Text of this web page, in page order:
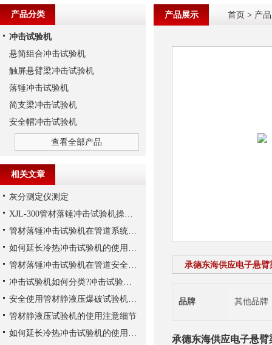
产品展示 首页 > 产
承德东海供应电子悬
品牌 其他品牌
承德东海供应电子悬臂
产品分类
冲击试验机
悬简组合冲击试验机
触屏悬臂梁冲击试验机
落锤冲击试验机
简支梁冲击试验机
安全帽冲击试验机
查看全部产品
相关文章
灰分测定仪测定
XJL-300管材落锤冲击试验机操作方法
管材落锤冲击试验机在管道系统安全性评估和优化
如何延长冷热冲击试验机的使用寿命
管材落锤冲击试验机在管道安全领域的重要性与应用
冲击试验机如何分类?冲击试验机的两大分类方式:
安全使用管材静液压爆破试验机很重要
管材静液压试验机的使用注意细节
如何延长冷热冲击试验机的使用寿命-1